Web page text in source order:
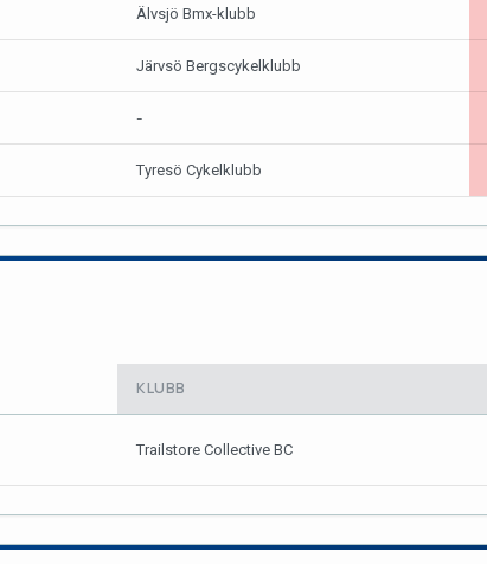
Älvsjö Bmx-klubb
Järvsö Bergscykelklubb
-
Tyresö Cykelklubb
KLUBB
Trailstore Collective BC